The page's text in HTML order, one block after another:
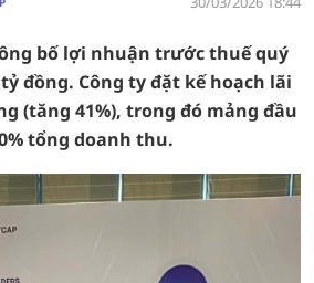
bố lợi nhuận trước thuế quý
đồng. Công ty đặt kế hoạch lãi
(tăng 41%), trong đó mảng đầu
tổng doanh thu.